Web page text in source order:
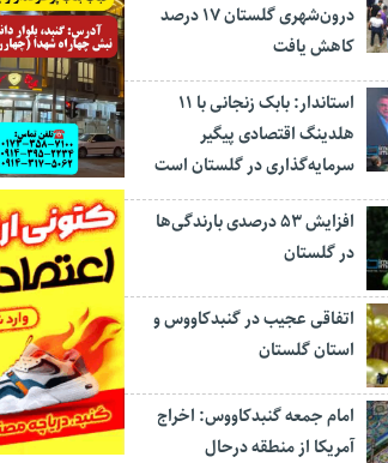
درون‌شهری گلستان ۱۷ درصد
کاهش یافت
استاندار: بابک زنجانی با ۱۱
هلدینگ اقتصادی پیگیر
سرمایه‌گذاری در گلستان است
افزایش ۵۳ درصدی بارندگی‌ها
در گلستان
اتفاقی عجیب در‌ گنبدکاووس و
استان گلستان
امام جمعه گنبدکاووس: اخراج
آمریکا از منطقه درحال